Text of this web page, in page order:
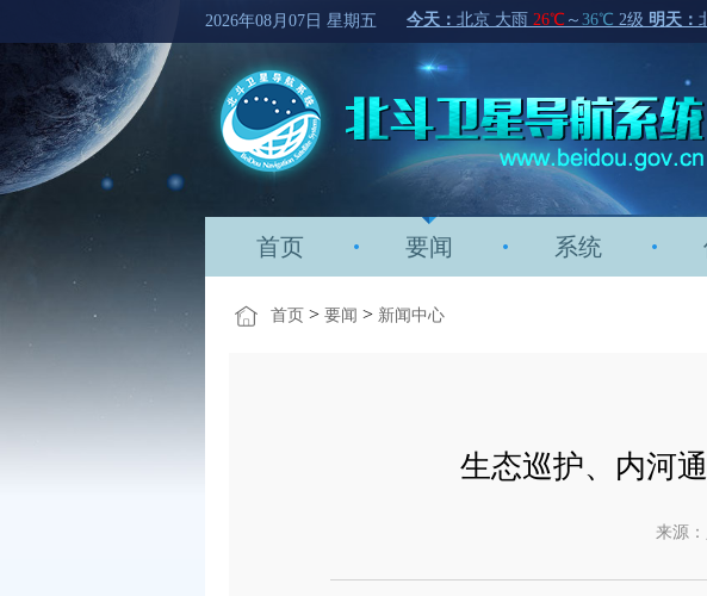
2026年08月07日 星期五
首页 要闻 系统
首页 > 要闻 > 新闻中心
生态巡护、内河
来源